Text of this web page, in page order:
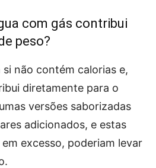
com gás contribui
peso?
si não contém calorias e,
diretamente para o
versões saborizadas
adicionados, e estas
excesso, poderiam levar